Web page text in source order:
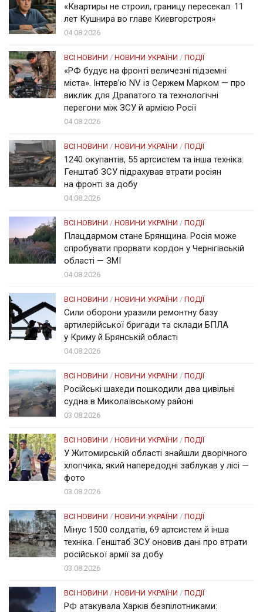
«Квартиры не строил, границу пересекал: 11
лет Кушнира во главе Киевгорстроя»
04.08.2026
ВСІ НОВИНИ / НОВИНИ УКРАЇНИ / ПОДІЇ
«РФ будує на фронті величезні підземні
міста». Інтерв’ю NV із Сержем Марком — про
виклик для Драпатого та технологічні
перегони між ЗСУ й армією Росії
04.08.2026
ВСІ НОВИНИ / НОВИНИ УКРАЇНИ / ПОДІЇ
1240 окупантів, 55 артсистем та інша техніка:
Генштаб ЗСУ підрахував втрати росіян
на фронті за добу
04.08.2026
ВСІ НОВИНИ / НОВИНИ УКРАЇНИ / ПОДІЇ
Плацдармом стане Брянщина. Росія може
спробувати прорвати кордон у Чернігівській
області — ЗМІ
04.08.2026
ВСІ НОВИНИ / НОВИНИ УКРАЇНИ / ПОДІЇ
Сили оборони уразили ремонтну базу
артилерійської бригади та склади БПЛА
у Криму й Брянській області
04.08.2026
ВСІ НОВИНИ / НОВИНИ УКРАЇНИ / ПОДІЇ
Російські шахеди пошкодили два цивільні
судна в Миколаївському районі
03.08.2026
ВСІ НОВИНИ / НОВИНИ УКРАЇНИ / ПОДІЇ
У Житомирській області знайшли дворічного
хлопчика, який напередодні заблукав у лісі —
фото
03.08.2026
ВСІ НОВИНИ / НОВИНИ УКРАЇНИ / ПОДІЇ
Мінус 1500 солдатів, 69 артсистем й інша
техніка. Генштаб ЗСУ оновив дані про втрати
російської армії за добу
03.08.2026
ВСІ НОВИНИ / НОВИНИ УКРАЇНИ / ПОДІЇ
РФ атакувала Харків безпілотниками: